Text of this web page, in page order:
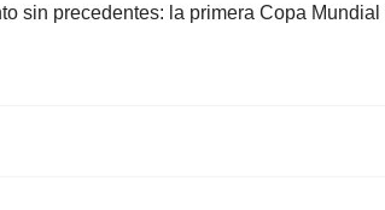
sin precedentes: la primera Copa Mundial